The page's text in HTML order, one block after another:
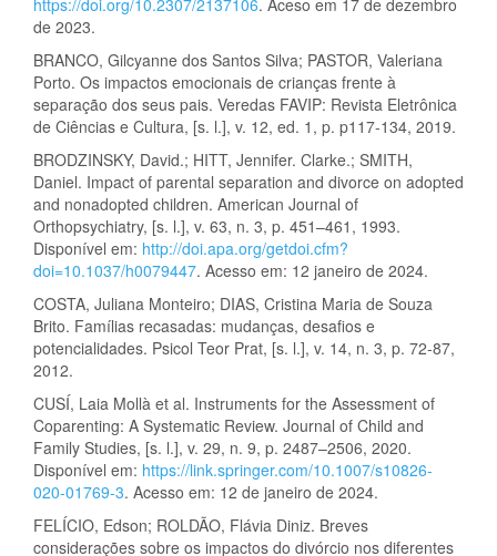
https://doi.org/10.2307/2137106. Aceso em 17 de dezembro
de 2023.
BRANCO, Gilcyanne dos Santos Silva; PASTOR, Valeriana
Porto. Os impactos emocionais de crianças frente à
separação dos seus pais. Veredas FAVIP: Revista Eletrônica
de Ciências e Cultura, [s. l.], v. 12, ed. 1, p. p117-134, 2019.
BRODZINSKY, David.; HITT, Jennifer. Clarke.; SMITH,
Daniel. Impact of parental separation and divorce on adopted
and nonadopted children. American Journal of
Orthopsychiatry, [s. l.], v. 63, n. 3, p. 451–461, 1993.
Disponível em: http://doi.apa.org/getdoi.cfm?
doi=10.1037/h0079447. Acesso em: 12 janeiro de 2024.
COSTA, Juliana Monteiro; DIAS, Cristina Maria de Souza
Brito. Famílias recasadas: mudanças, desafios e
potencialidades. Psicol Teor Prat, [s. l.], v. 14, n. 3, p. 72-87,
2012.
CUSÍ, Laia Mollà et al. Instruments for the Assessment of
Coparenting: A Systematic Review. Journal of Child and
Family Studies, [s. l.], v. 29, n. 9, p. 2487–2506, 2020.
Disponível em: https://link.springer.com/10.1007/s10826-
020-01769-3. Acesso em: 12 de janeiro de 2024.
FELÍCIO, Edson; ROLDÃO, Flávia Diniz. Breves
considerações sobre os impactos do divórcio nos diferentes